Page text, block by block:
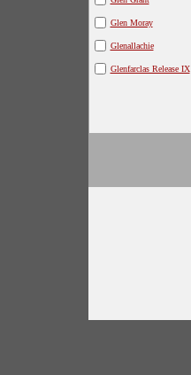
Glen Moray
Glenallachie
Glenfarclas Release IX